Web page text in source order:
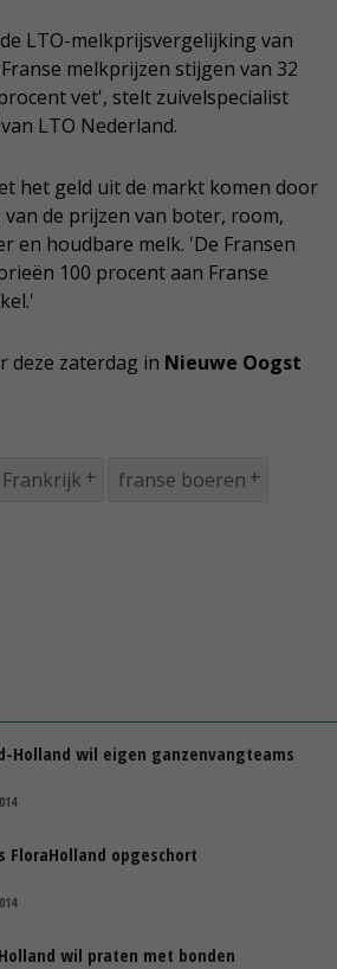
LTO-melkprijsvergelijking van
melkprijzen stijgen van 32
vet', stelt zuivelspecialist
LTO Nederland.
het geld uit de markt komen door
de prijzen van boter, room,
en houdbare melk. 'De Fransen
100 procent aan Franse
deze zaterdag in Nieuwe Oogst
Frankrijk franse boeren
Holland wil eigen ganzenvangteams
FloraHolland opgeschort
wil praten met bonden